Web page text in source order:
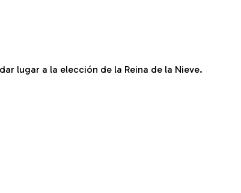
lugar a la elección de la Reina de la Nieve.